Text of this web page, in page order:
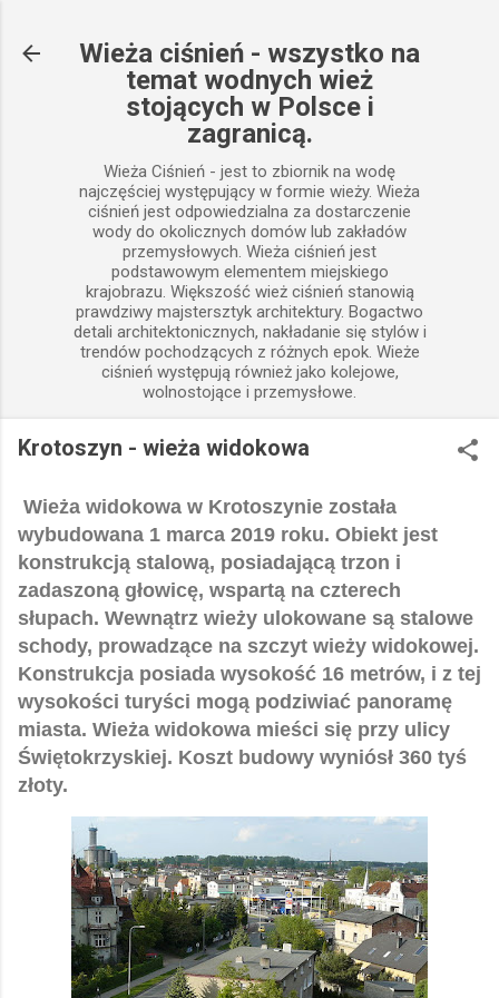
Wieża ciśnień - wszystko na
temat wodnych wież
stojących w Polsce i
zagranicą.
Wieża Ciśnień - jest to zbiornik na wodę
najczęściej występujący w formie wieży. Wieża
ciśnień jest odpowiedzialna za dostarczenie
wody do okolicznych domów lub zakładów
przemysłowych. Wieża ciśnień jest
podstawowym elementem miejskiego
krajobrazu. Większość wież ciśnień stanowią
prawdziwy majstersztyk architektury. Bogactwo
detali architektonicznych, nakładanie się stylów i
trendów pochodzących z różnych epok. Wieże
ciśnień występują również jako kolejowe,
wolnostojące i przemysłowe.
Krotoszyn - wieża widokowa
Wieża widokowa w Krotoszynie została
wybudowana 1 marca 2019 roku. Obiekt jest
konstrukcją stalową, posiadającą trzon i
zadaszoną głowicę, wspartą na czterech
słupach. Wewnątrz wieży ulokowane są stalowe
schody, prowadzące na szczyt wieży widokowej.
Konstrukcja posiada wysokość 16 metrów, i z tej
wysokości turyści mogą podziwiać panoramę
miasta. Wieża widokowa mieści się przy ulicy
Świętokrzyskiej. Koszt budowy wyniósł 360 tyś
złoty.